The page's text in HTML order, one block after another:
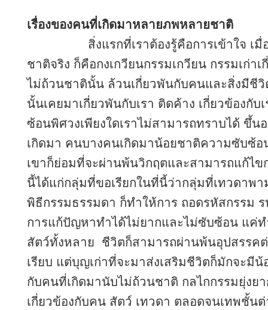
เรื่องของคนที่เกิดมาหลายภพหลายชาติ
สิ่งแรกที่เราต้องรู้คือการเข้าใจ เมื่อเ
ชาติจริง ก็คือกงเกวียนกรรมเกวียน กรรมเก่า
ไม่ถ้วนชาตินั้น ล้วนเกี่ยวพันกับคนและสิ่งมีชี
นั้นเคยมาเกี่ยวพันกับเรา ติดค้าง เกี่ยวข้องกับ
ซ้อนพิศวงเพียงใดเราไม่สามารถทราบได้ ขึ้
เกิดมา คนบางคนเกิดมาน้อยชาติความซับซ้อ
เขาก็ย่อมที่จะผ่านพ้นวิกฤตและสามารถแก้ไ
นี้ได้แก่กลุ่มที่ขอเรียกในที่นี้ว่ากลุ่มที่เทวดาพ
พิธีกรรมธรรมดา ก็ทำให้การ ถอดรหัสกรรม
การแก้ปัญหาทำได้ไม่ยากและไม่ซับซ้อน แค่
สัตว์ทั้งหลาย ชีวิตก็สามารถผ่านพ้นอุปสรรค
เรียบ แต่บุญเก่าที่จะมาส่งเสริมชีวิตก็มักจะมี
กับคนที่เกิดมานับไม่ถ้วนชาติ กลไกกรรมยุ่งย
เกี่ยวข้องกับคน สัตว์ เทวดา ตลอดจนเทพชั้น